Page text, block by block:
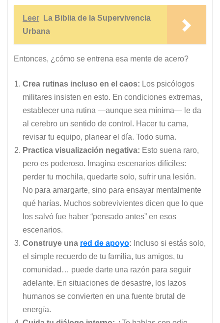
Leer
La Biblia de la Supervivencia
Urbana
Entonces, ¿cómo se entrena esa mente de acero?
Crea rutinas incluso en el caos: Los psicólogos
militares insisten en esto. En condiciones extremas,
establecer una rutina —aunque sea mínima— le da
al cerebro un sentido de control. Hacer tu cama,
revisar tu equipo, planear el día. Todo suma.
Practica visualización negativa: Esto suena raro,
pero es poderoso. Imagina escenarios difíciles:
perder tu mochila, quedarte solo, sufrir una lesión.
No para amargarte, sino para ensayar mentalmente
qué harías. Muchos sobrevivientes dicen que lo que
los salvó fue haber “pensado antes” en esos
escenarios.
Construye una red de apoyo: Incluso si estás solo,
el simple recuerdo de tu familia, tus amigos, tu
comunidad… puede darte una razón para seguir
adelante. En situaciones de desastre, los lazos
humanos se convierten en una fuente brutal de
energía.